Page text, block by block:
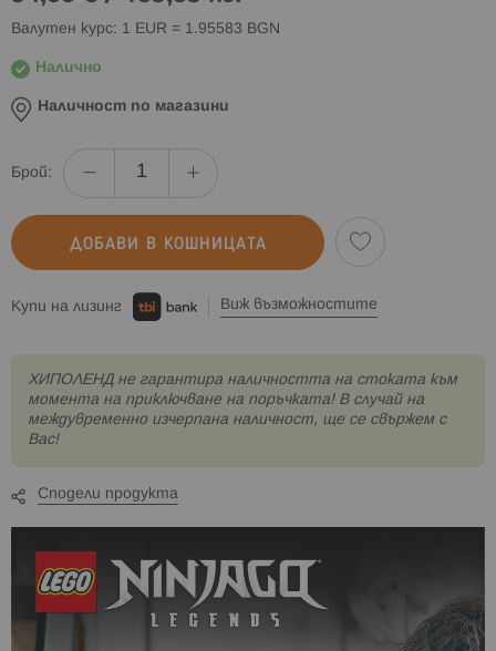
Валутен курс: 1 EUR = 1.95583 BGN
Налично
Наличност по магазини
Брой:
ДОБАВИ В КОШНИЦАТА
Купи на лизинг Виж възможностите
XИПОЛЕНД не гарантира наличността на стоката към
момента на приключване на поръчката! В случай на
междувременно изчерпана наличност, ще се свържем с
Вас!
Сподели продукта